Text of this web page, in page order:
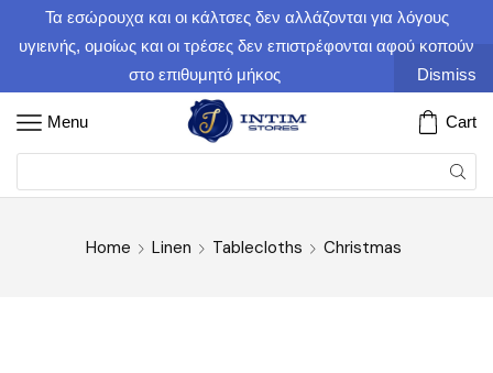
Τα εσώρουχα και οι κάλτσες δεν αλλάζονται για λόγους
υγιεινής, ομοίως και οι τρέσες δεν επιστρέφονται αφού κοπούν
στο επιθυμητό μήκος
Dismiss
Menu Cart
Home Linen Tablecloths Christmas